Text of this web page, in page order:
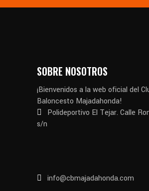
SOBRE NOSOTROS
¡Bienvenidos a la web oficial del
Baloncesto Majadahonda!
Polideportivo El Tejar. Calle
s/n
info@cbmajadahonda.com